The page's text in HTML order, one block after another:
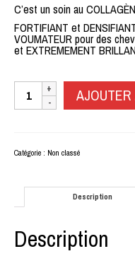
C’est un soin au
FORTIFIANT et
VOUMATEUR pour des
et EXTREMEMENT
quantité
Véganescence:
AJOUTER
Catégorie : Non classé
Description
Description